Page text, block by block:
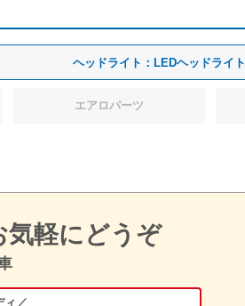
ヘッドライト：LEDヘッドライト
エアロパーツ
気軽にどうぞ
ィ／